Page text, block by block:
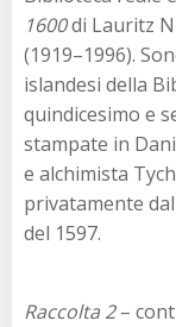
1600di Lauritz
(1919–1996).
islandesi della
quindicesimo e
stampate in
e alchimista
privatamente
del 1597.
Raccolta 2–